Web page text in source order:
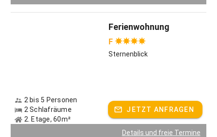
Ferienwohnung
F
Sternenblick
2 bis 5 Personen
2 Schlafräume
2. Etage, 60m²
JETZT ANFRAGEN
Details und freie Termine